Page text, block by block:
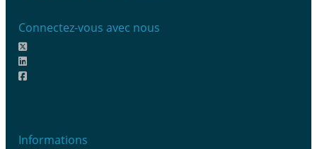
Connectez-vous avec nous
Informations